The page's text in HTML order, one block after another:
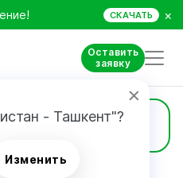
СКАЧАТЬ ×
Оставить
заявку
- Ташкент"?
Изменить
70